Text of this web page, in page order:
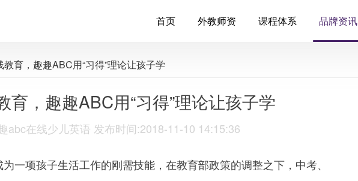
首页 外教师资 课程体系 品牌资讯
教育，趣趣ABC用“习得”理论让孩子学
育，趣趣ABC用“习得”理论让孩子学
abc在线少儿英语 发布时间:2018-11-10 14:15:36
项孩子生活工作的刚需技能，在教育部政策的调整之下，中考、